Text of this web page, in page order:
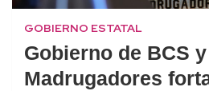
GOBIERNO ESTATAL
Gobierno de BCS
Madrugadores